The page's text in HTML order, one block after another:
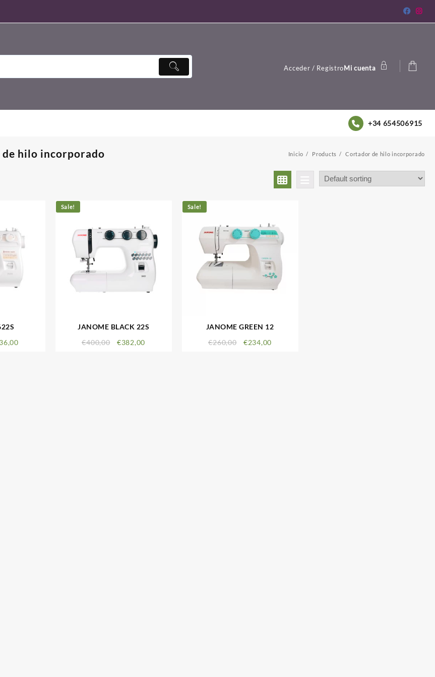
Acceder / RegistroMi cuenta
+34 654506915
hilo incorporado Inicio Products Cortador de hilo incorporado
Sale!
JANOME BLACK 22S
€400,00 €382,00
Sale!
JANOME GREEN 12
€260,00 €234,00